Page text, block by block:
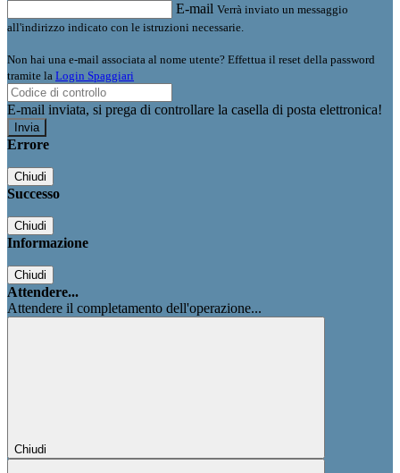
E-mail Verrà inviato un messaggio
all'indirizzo indicato con le istruzioni necessarie.
Non hai una e-mail associata al nome utente? Effettua il reset della password
tramite la Login Spaggiari
E-mail inviata, si prega di controllare la casella di posta elettronica!
Errore
Chiudi
Successo
Chiudi
Informazione
Chiudi
Attendere...
Attendere il completamento dell'operazione...
Chiudi